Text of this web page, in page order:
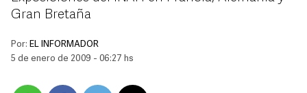
Gran Bretaña
Por: EL INFORMADOR
5 de enero de 2009 - 06:27 hs